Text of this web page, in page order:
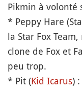
Pikmin à volonté
* Peppy Hare
la Star Fox
clone de Fox et
peu trop.
* Pit (Kid Icarus)